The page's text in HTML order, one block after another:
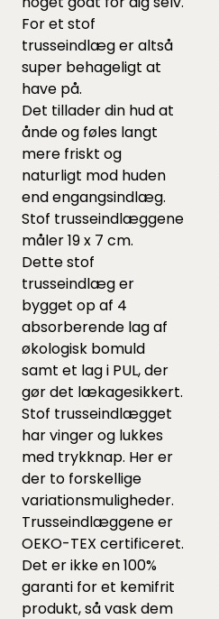
For et stof
trusseindlæg er altså
super behageligt at
have på.
Det tillader din hud at
ånde og føles langt
mere friskt og
naturligt mod huden
end engangsindlæg.
Stof trusseindlæggene
måler 19 x 7 cm.
Dette stof
trusseindlæg er
bygget op af 4
absorberende lag af
økologisk bomuld
samt et lag i PUL, der
gør det lækagesikkert.
Stof trusseindlægget
har vinger og lukkes
med trykknap. Her er
der to forskellige
variationsmuligheder.
Trusseindlæggene er
OEKO-TEX certificeret.
Det er ikke en 100%
garanti for et kemifrit
produkt, så vask dem